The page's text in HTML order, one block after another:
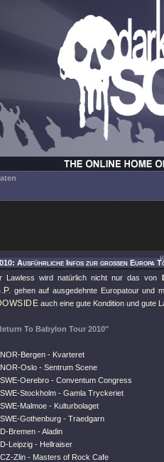
Ausführliche Infos zur großen Europa
Lawless wird natürlich nicht nur das von
gehen auf ausgedehnte Europatour und
auch eine gute Kondition und gute
To Babylon Tour 2010"
Bergen - Kvarteret
Oslo - Sentrum Scene
Oerebro - Conventum Congress
Stockholm - Gamla Tryckeriet
Malmoe - Kulturbolaget
Gothenburg - Traedgarn
Bremen - Aladin
Leipzig - Hellraiser
Zlin - Masters of Rock Cafe